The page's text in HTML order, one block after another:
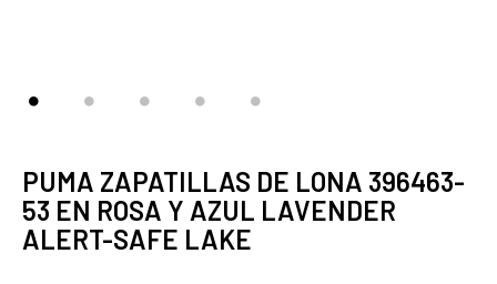
PUMA ZAPATILLAS DE LONA 396463-
53 EN ROSA Y AZUL LAVENDER
ALERT-SAFE LAKE